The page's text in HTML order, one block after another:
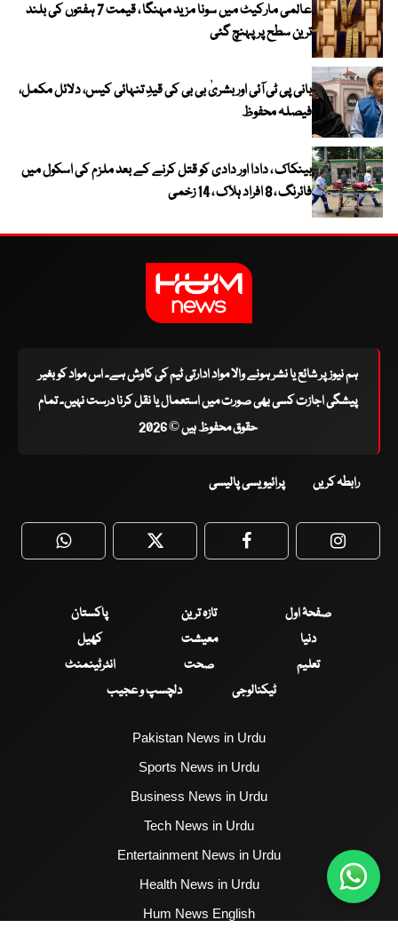
عالمی مارکیٹ میں سونا مزید مہنگا ، قیمت 7 ہفتوں کی بلند
ترین سطح پر پہنچ گئی
بانی پی ٹی آئی اور بشریٰ بی بی کی قیدِ تنہائی کیس، دلائل مکمل،
فیصلہ محفوظ
بینکاک ، دادا اور دادی کو قتل کرنے کے بعد ملزم کی اسکول میں
فائرنگ ، 8 افراد ہلاک ، 14 زخمی
ہم نیوز پر شائع یا نشر ہونے والا مواد ادارتی ٹیم کی کاوش ہے۔ اس مواد کو بغیر
پیشگی اجازت کسی بھی صورت میں استعمال یا نقل کرنا درست نہیں۔ تمام
حقوق محفوظ ہیں © 2026
رابطہ کریں پرائیویسی پالیسی
WhatsApp Twitter Facebook
صفحۂ اول تازہ ترین
پاکستان
دنیا
معیشت
کھیل
تعلیم
صحت
انٹرٹینمنٹ
ٹیکنالوجی
دلچسپ و عجیب
Pakistan News in Urdu
Sports News in Urdu
Business News in Urdu
Tech News in Urdu
Entertainment News in Urdu
Health News in Urdu
Hum News English